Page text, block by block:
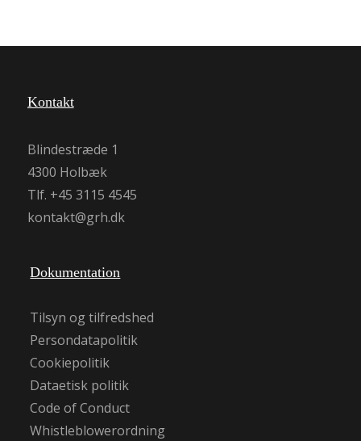
Kontakt
Blindestræde 1
4300 Holbæk
Tlf. +45 3115 4545
kontakt@grh.dk
Dokumentation
Tilsyn og tilfredshed
Persondatapolitik
Cookiepolitik
Dataetisk politik
Code of Conduct
Whistleblowerordning